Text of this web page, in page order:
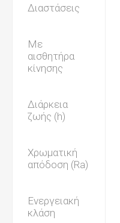
Διαστάσεις
Με
αισθητήρα
κίνησης
Διάρκεια
ζωής (h)
Χρωματική
απόδοση (Ra)
Ενεργειακή
κλάση